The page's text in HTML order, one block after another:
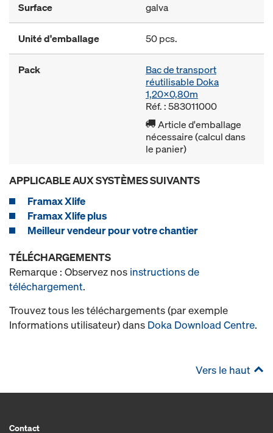
Surface galva
Unité d'emballage 50 pcs.
Pack
Bac de transport
réutilisable Doka
1,20x0,80m
Réf. : 583011000
Article d'emballage
nécessaire (calcul dans
le panier)
APPLICABLE AUX SYSTÈMES SUIVANTS
Framax Xlife
Framax Xlife plus
Meilleur vendeur pour votre chantier
TÉLÉCHARGEMENTS
Remarque : Observez nos instructions de
téléchargement.
Trouvez tous les téléchargements (par exemple
Informations utilisateur) dans Doka Download Centre.
Vers le haut
Contact